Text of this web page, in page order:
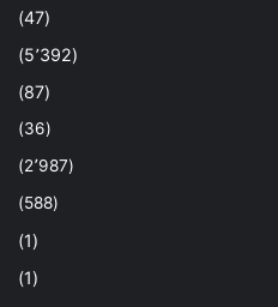
(47)
(5٬392)
(87)
(36)
(2٬987)
(588)
(1)
(1)